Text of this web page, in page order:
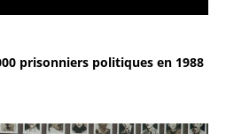
prisonniers politiques en 1988